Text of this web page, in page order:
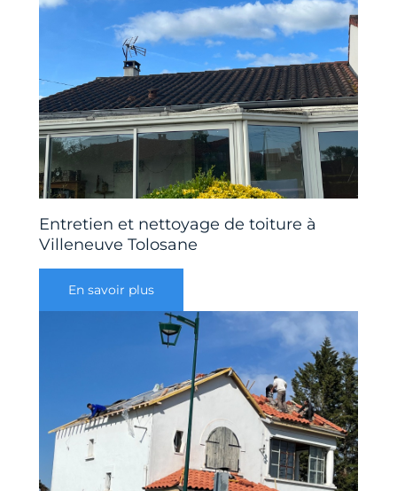
Entretien et nettoyage de toiture à
Villeneuve Tolosane
En savoir plus